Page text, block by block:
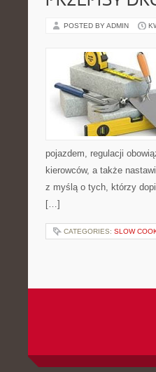
POSTED BY ADMIN
pojazdem, regulacji
kierowców, a także
z myślą o tych, którzy
[…]
CATEGORIES: SLOW